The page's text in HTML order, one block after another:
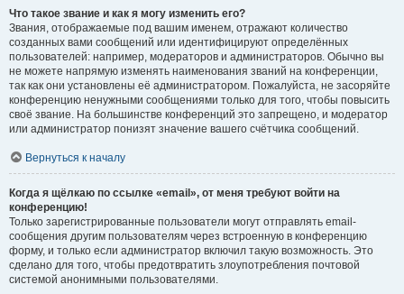
Что такое звание и как я могу изменить его?
Звания, отображаемые под вашим именем, отражают количество
созданных вами сообщений или идентифицируют определённых
пользователей: например, модераторов и администраторов. Обычно вы
не можете напрямую изменять наименования званий на конференции,
так как они установлены её администратором. Пожалуйста, не засоряйте
конференцию ненужными сообщениями только для того, чтобы повысить
своё звание. На большинстве конференций это запрещено, и модератор
или администратор понизят значение вашего счётчика сообщений.
Вернуться к началу
Когда я щёлкаю по ссылке «email», от меня требуют войти на
конференцию!
Только зарегистрированные пользователи могут отправлять email-
сообщения другим пользователям через встроенную в конференцию
форму, и только если администратор включил такую возможность. Это
сделано для того, чтобы предотвратить злоупотребления почтовой
системой анонимными пользователями.